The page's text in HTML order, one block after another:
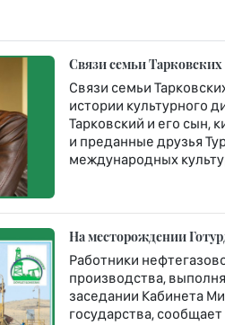
Связи семьи
Связи семьи
истории культурного
Тарковский и его сын,
и преданные друзья
международных
На месторождении
Работники
производства,
заседании Кабинета
государства,